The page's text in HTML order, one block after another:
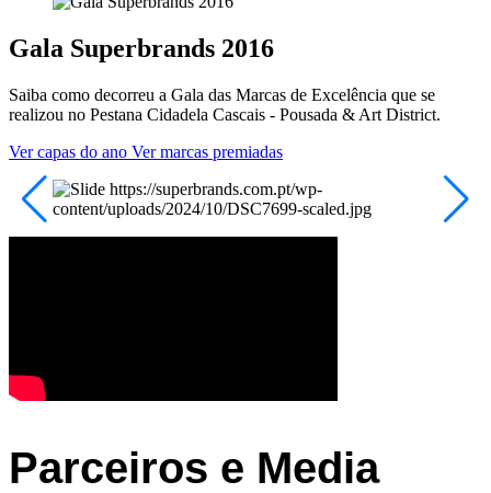
Gala Superbrands 2016
Saiba como decorreu a Gala das Marcas de Excelência que se
realizou no Pestana Cidadela Cascais - Pousada & Art District.
Ver capas do ano Ver marcas premiadas
Parceiros e Media